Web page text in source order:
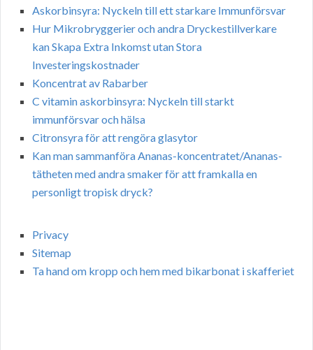
Askorbinsyra: Nyckeln till ett starkare Immunförsvar
Hur Mikrobryggerier och andra Dryckestillverkare
kan Skapa Extra Inkomst utan Stora
Investeringskostnader
Koncentrat av Rabarber
C vitamin askorbinsyra: Nyckeln till starkt
immunförsvar och hälsa
Citronsyra för att rengöra glasytor
Kan man sammanföra Ananas-koncentratet/Ananas-
tätheten med andra smaker för att framkalla en
personligt tropisk dryck?
Privacy
Sitemap
Ta hand om kropp och hem med bikarbonat i skafferiet